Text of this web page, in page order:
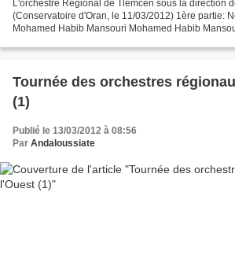
L'orchestre Régional de Tlemcen sous la direction
(Conservatoire d'Oran, le 11/03/2012) 1ère partie:
Mohamed Habib Mansouri Mohamed Habib
Tournée des orchestres
(1)
Publié le 13/03/2012 à 08:56
Par Andaloussiate